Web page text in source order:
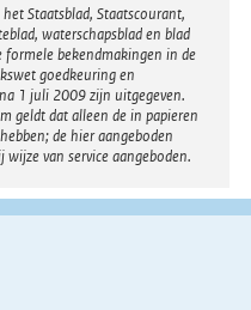
Staatsblad, Staatscourant,
waterschapsblad en blad
formele bekendmakingen in de
goedkeuring en
1 juli 2009 zijn uitgegeven.
geldt dat alleen de in papieren
de hier aangeboden
van service aangeboden.